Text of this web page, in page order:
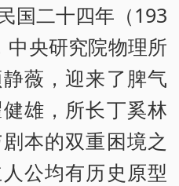
国二十四年（193
中央研究院物理所
薇，迎来了脾气
雄，所长丁奚林
本的双重困境之
公均有历史原型